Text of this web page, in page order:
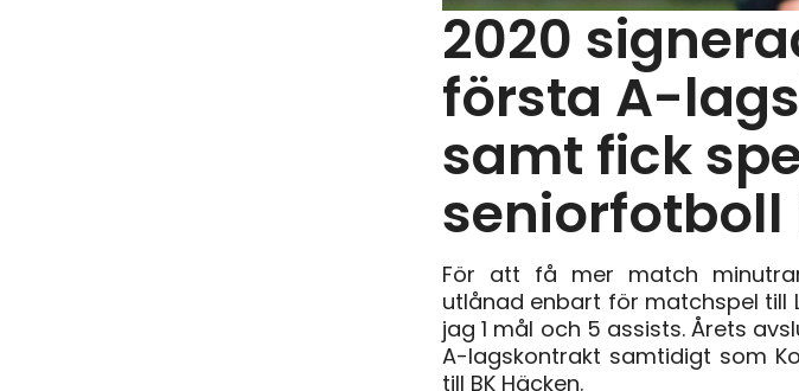
2020
första A-
samt fick
seniorfotboll
För att få mer match
utlånad enbart för matchspel till
jag 1 mål och 5 assists. Årets
A-lagskontrakt samtidigt som
till BK Häcken.